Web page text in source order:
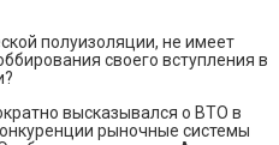
полуизоляции, не имеет
своего вступления в
высказывался о ВТО в
рыночные системы